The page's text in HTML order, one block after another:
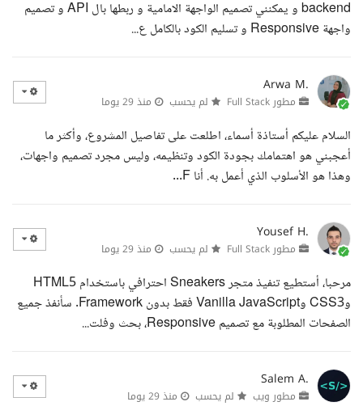
backend و يمكنني تصميم الواجهة الامامية و ربطها بال API و تصميم
واجهة Responsive و تسليم الكود بالكامل ع...
Arwa M.
مطور Full Stack لم يحسب منذ 29 يوما
السلام عليكم أستاذة أسماء، اطلعت على تفاصيل المشروع، وأكثر ما
أعجبني هو اهتمامك بجودة الكود وتنظيمه، وليس مجرد تصميم واجهات،
وهذا هو الأسلوب الذي أعمل به. أنا F...
Yousef H.
مطور Full Stack لم يحسب منذ 29 يوما
مرحبا، أستطيع تنفيذ متجر Sneakers احترافي باستخدام HTML5
وCSS3 وVanilla JavaScript فقط بدون Framework. سأنفذ جميع
الصفحات المطلوبة مع تصميم Responsive، بحث وفلت...
Salem A.
مطور ويب لم يحسب منذ 29 يوما